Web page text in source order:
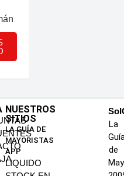
NUESTROS
SITIOS
LA GUÍA DE
MAYORISTAS
APP
LIQUIDO
La
de